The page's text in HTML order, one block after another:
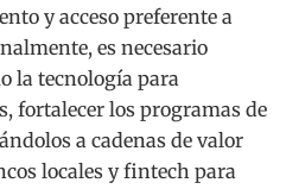
y acceso preferente a
es necesario
la tecnología para
fortalecer los programas de
a cadenas de valor
locales y fintech para